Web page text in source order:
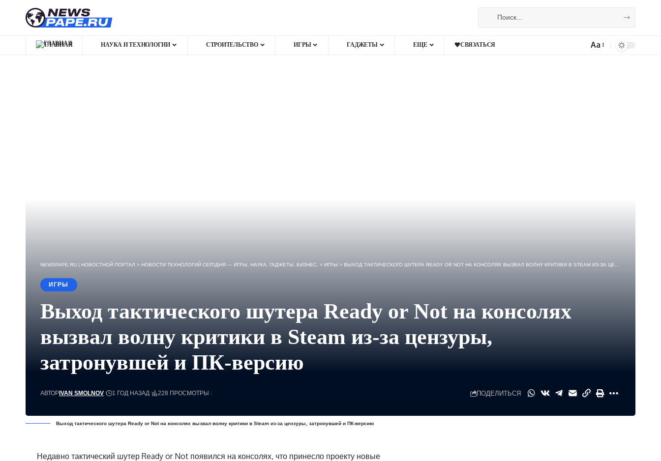
ГЛАВНАЯ НАУКА И ТЕХНОЛОГИИ СТРОИТЕЛЬСТВО ИГРЫ ГАДЖЕТЫ ЕЩЕ СВЯЗАТЬСЯ
Изменение
Aa
NEWSPAPE.RU | НОВОСТНОЙ ПОРТАЛ > НОВОСТИ ТЕХНОЛОГИЙ СЕГОДНЯ — ИГРЫ, НАУКА, ГАДЖЕТЫ, БИЗНЕС. > ИГРЫ > ВЫХОД ТАКТИЧЕСКОГО ШУТЕРА READY OR NOT НА КОНСОЛЯХ ВЫЗВАЛ ВОЛНУ КРИТИКИ В STEAM ИЗ-ЗА ЦЕНЗУРЫ, ЗАТРОНУВШЕЙ И ПК-ВЕРСИЮ
ИГРЫ
Выход тактического шутера Ready or Not на консолях
вызвал волну критики в Steam из-за цензуры,
затронувшей и ПК-версию
АВТОР IVAN SMOLNOV 1 ГОД НАЗАД 228 ПРОСМОТРЫ ПОДЕЛИТЬСЯ
Выход тактического шутера Ready or Not на консолях вызвал волну критики в Steam из-за цензуры, затронувшей и ПК-версию
Недавно тактический шутер Ready or Not появился на консолях, что принесло проекту новые